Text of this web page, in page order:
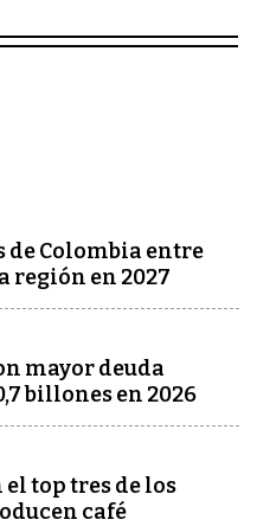
de Colombia entre
región en 2027
mayor deuda
billones en 2026
top tres de los
café